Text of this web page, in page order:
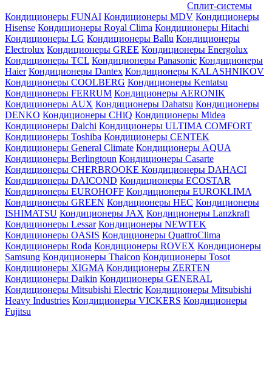
Сплит-системы
Кондиционеры FUNAI Кондиционеры MDV Кондиционеры
Hisense Кондиционеры Royal Clima Кондиционеры Hitachi
Кондиционеры LG Кондиционеры Ballu Кондиционеры
Electrolux Кондиционеры GREE Кондиционеры Energolux
Кондиционеры TCL Кондиционеры Panasonic Кондиционеры
Haier Кондиционеры Dantex Кондиционеры KALASHNIKOV
Кондиционеры СOOLBERG Кондиционеры Kentatsu
Кондиционеры FERRUM Кондиционеры AERONIK
Кондиционеры AUX Кондиционеры Dahatsu Кондиционеры
DENKO Кондиционеры CHiQ Кондиционеры Midea
Кондиционеры Daichi Кондиционеры ULTIMA COMFORT
Кондиционеры Toshiba Кондиционеры CENTEK
Кондиционеры General Climate Кондиционеры AQUA
Кондиционеры Berlingtoun Кондиционеры Casarte
Кондиционеры CHERBROOKE Кондиционеры DAHACI
Кондиционеры DAICOND Кондиционеры ECOSTAR
Кондиционеры EUROHOFF Кондиционеры EUROKLIMA
Кондиционеры GREEN Кондиционеры HEC Кондиционеры
ISHIMATSU Кондиционеры JAX Кондиционеры Lanzkraft
Кондиционеры Lessar Кондиционеры NEWTEK
Кондиционеры OASIS Кондиционеры QuattroClima
Кондиционеры Roda Кондиционеры ROVEX Кондиционеры
Samsung Кондиционеры Thaicon Кондиционеры Tosot
Кондиционеры XIGMA Кондиционеры ZERTEN
Кондиционеры Daikin Кондиционеры GENERAL
Кондиционеры Mitsubishi Electric Кондиционеры Mitsubishi
Heavy Industries Кондиционеры VICKERS Кондиционеры
Fujitsu